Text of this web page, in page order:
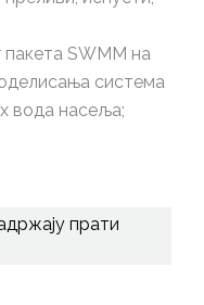
SWMM на
система
вода насеља;
прати